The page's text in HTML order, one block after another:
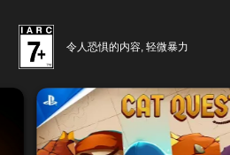
令人恐惧的内容, 轻微暴力